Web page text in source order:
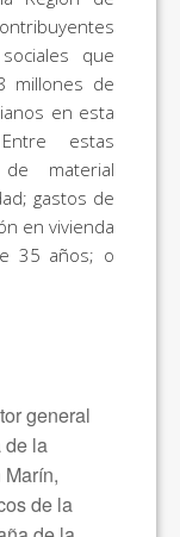
que
millones de
en esta
estas
material
gastos de
en vivienda
35 años; o
general
de la
de la